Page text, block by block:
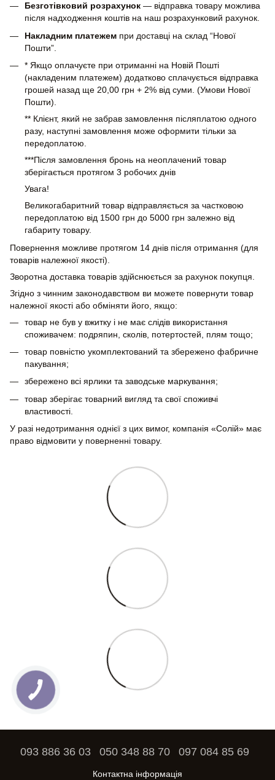
Безготівковий розрахунок — відправка товару можлива
після надходження коштів на наш розрахунковий рахунок.
Накладним платежем при доставці на склад “Нової
Пошти”.
* Якщо оплачуєте при отриманні на Новій Пошті
(накладеним платежем) додатково сплачується відправка
грошей назад ще 20,00 грн + 2% від суми. (Умови Нової
Пошти).
** Клієнт, який не забрав замовлення післяплатою одного
разу, наступні замовлення може оформити тільки за
передоплатою.
***Після замовлення бронь на неоплачений товар
зберігається протягом 3 робочих днів
Увага!
Великогабаритний товар відправляється за частковою
передоплатою від 1500 грн до 5000 грн залежно від
габариту товару.
Повернення можливе протягом 14 днів після отримання (для
товарів належної якості).
Зворотна доставка товарів здійснюється за рахунок покупця.
Згідно з чинним законодавством ви можете повернути товар
належної якості або обміняти його, якщо:
товар не був у вжитку і не має слідів використання
споживачем: подряпин, сколів, потертостей, плям тощо;
товар повністю укомплектований та збережено фабричне
пакування;
збережено всі ярлики та заводське маркування;
товар зберігає товарний вигляд та свої споживчі
властивості.
У разі недотримання однієї з цих вимог, компанія «Солій» має
право відмовити у поверненні товару.
093 886 36 03 050 348 88 70 097 084 85 69
Контактна інформація